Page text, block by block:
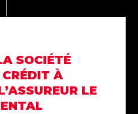
SOCIÉTÉ
À
LE